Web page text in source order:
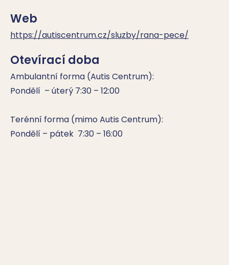
Web
https://autiscentrum.cz/sluzby/rana-pece/
Otevírací doba
Ambulantní forma (Autis Centrum):
Pondělí  – úterý 7:30 – 12:00
Terénní forma (mimo Autis Centrum):
Pondělí – pátek  7:30 – 16:00